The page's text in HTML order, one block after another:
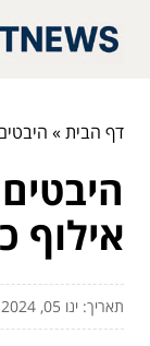
דף הבית»
אילוף
תאריך: ינו 05, 2024